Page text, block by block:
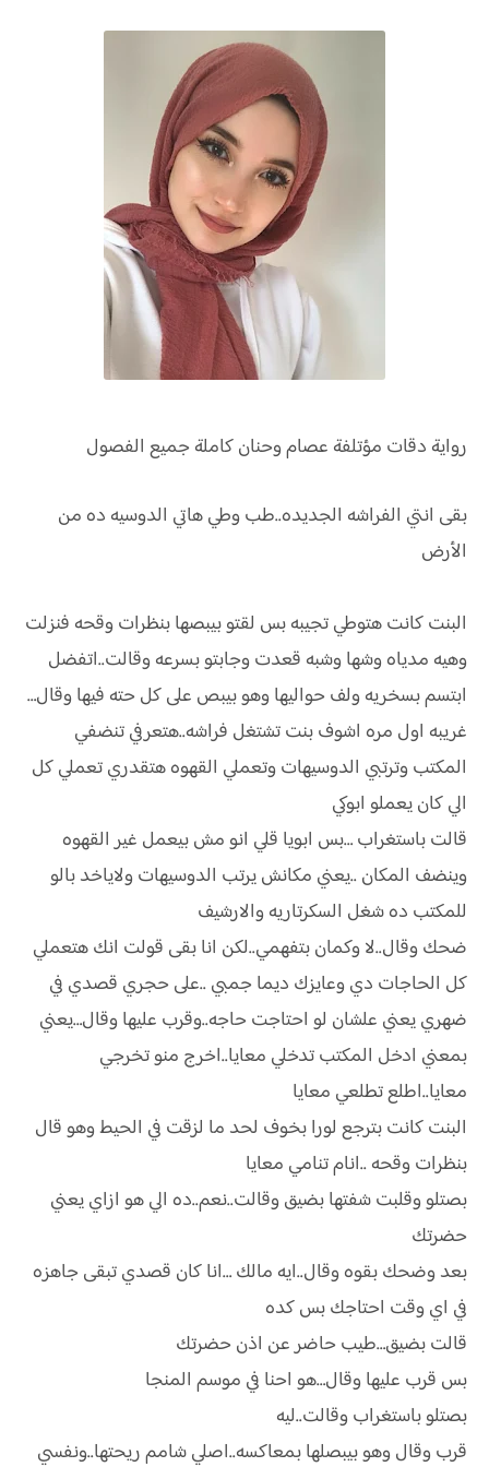
رواية دقات مؤتلفة عصام وحنان كاملة جميع الفصول
بقى انتي الفراشه الجديده..طب وطي هاتي الدوسيه ده من
الأرض
البنت كانت هتوطي تجيبه بس لقتو بيبصها بنظرات وقحه فنزلت
وهيه مدياه وشها وشبه قعدت وجابتو بسرعه وقالت..اتفضل
ابتسم بسخريه ولف حواليها وهو بيبص على كل حته فيها وقال…
غريبه اول مره اشوف بنت تشتغل فراشه..هتعرفي تنضفي
المكتب وترتبي الدوسيهات وتعملي القهوه هتقدري تعملي كل
الي كان يعملو ابوكي
قالت باستغراب …بس ابويا قلي انو مش بيعمل غير القهوه
وينضف المكان ..يعني مكانش يرتب الدوسيهات ولاياخد بالو
للمكتب ده شغل السكرتاريه والارشيف
ضحك وقال..لا وكمان بتفهمي..لكن انا بقى قولت انك هتعملي
كل الحاجات دي وعايزك ديما جمبي ..على حجري قصدي في
ضهري يعني علشان لو احتاجت حاجه..وقرب عليها وقال…يعني
بمعني ادخل المكتب تدخلي معايا..اخرج منو تخرجي
معايا..اطلع تطلعي معايا
البنت كانت بترجع لورا بخوف لحد ما لزقت في الحيط وهو قال
بنظرات وقحه ..انام تنامي معايا
بصتلو وقلبت شفتها بضيق وقالت..نعم..ده الي هو ازاي يعني
حضرتك
بعد وضحك بقوه وقال..ايه مالك …انا كان قصدي تبقى جاهزه
في اي وقت احتاجك بس كده
قالت بضيق…طيب حاضر عن اذن حضرتك
بس قرب عليها وقال…هو احنا في موسم المنجا
بصتلو باستغراب وقالت..ليه
قرب وقال وهو بيبصلها بمعاكسه..اصلي شامم ريحتها..ونفسي